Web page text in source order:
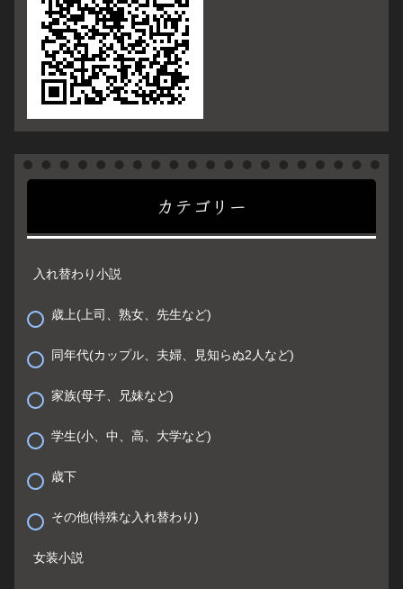
カテゴリー
入れ替わり小説
歳上(上司、熟女、先生など)
同年代(カップル、夫婦、見知らぬ2人など)
家族(母子、兄妹など)
学生(小、中、高、大学など)
歳下
その他(特殊な入れ替わり)
女装小説